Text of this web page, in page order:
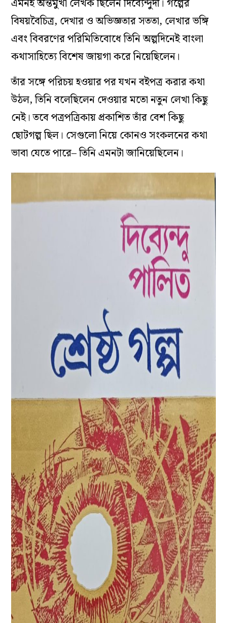
এমনই অন্তর্মুখী লেখক ছিলেন দিব্যেন্দুদা। গল্পের
বিষয়বৈচিত্র, দেখার ও অভিজ্ঞতার সততা, লেখার ভঙ্গি
এবং বিবরণের পরিমিতিবোধে তিনি অল্পদিনেই বাংলা
কথাসাহিত্যে বিশেষ জায়গা করে নিয়েছিলেন।
তাঁর সঙ্গে পরিচয় হওয়ার পর যখন বইপত্র করার কথা
উঠল, তিনি বলেছিলেন দেওয়ার মতো নতুন লেখা কিছু
নেই। তবে পত্রপত্রিকায় প্রকাশিত তাঁর বেশ কিছু
ছোটগল্প ছিল। সেগুলো নিয়ে কোনও সংকলনের কথা
ভাবা যেতে পারে– তিনি এমনটা জানিয়েছিলেন।